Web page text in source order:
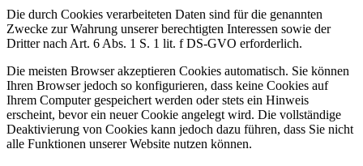
Die durch Cookies verarbeiteten Daten sind für die genannten
Zwecke zur Wahrung unserer berechtigten Interessen sowie der
Dritter nach Art. 6 Abs. 1 S. 1 lit. f DS-GVO erforderlich.
Die meisten Browser akzeptieren Cookies automatisch. Sie können
Ihren Browser jedoch so konfigurieren, dass keine Cookies auf
Ihrem Computer gespeichert werden oder stets ein Hinweis
erscheint, bevor ein neuer Cookie angelegt wird. Die vollständige
Deaktivierung von Cookies kann jedoch dazu führen, dass Sie nicht
alle Funktionen unserer Website nutzen können.